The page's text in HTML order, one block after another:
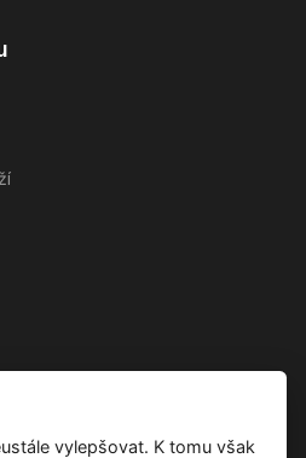
vylepšovat. K tomu však